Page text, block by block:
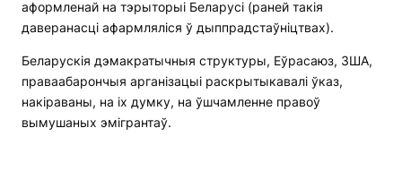
аформленай на тэрыторыі Беларусі (раней такія
даверанасці афармляліся ў дыппрадстаўніцтвах).
Беларускія дэмакратычныя структуры, Еўрасаюз, ЗША,
праваабарончыя арганізацыі раскрытыкавалі ўказ,
накіраваны, на іх думку, на ўшчамленне правоў
вымушаных эмігрантаў.